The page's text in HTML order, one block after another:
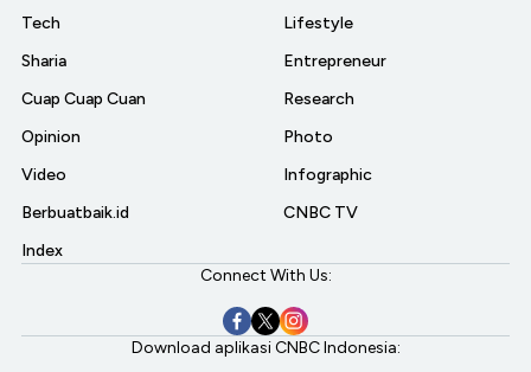
Tech
Sharia
Cuap Cuap Cuan
Opinion
Video
Berbuatbaik.id
Index
Lifestyle
Entrepreneur
Research
Photo
Infographic
CNBC TV
Connect With Us:
Download aplikasi CNBC Indonesia: